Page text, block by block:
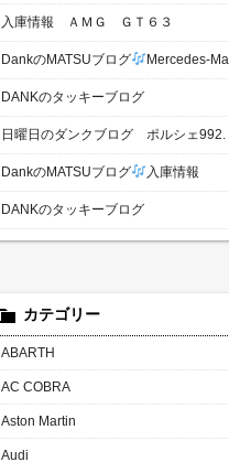
入庫情報 ＡＭＧ ＧＴ６３
DankのMATSUブログ Mercedes-
DANKのタッキーブログ
日曜日のダンクブログ ポルシェ992.
DankのMATSUブログ 入庫情報
DANKのタッキーブログ
カテゴリー
ABARTH
AC COBRA
Aston Martin
Audi